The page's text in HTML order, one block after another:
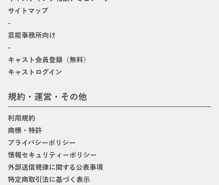
サイトマップ
-
芸能事務所向け
-
キャスト会員登録（無料）
キャストログイン
規約・運営・その他
利用規約
商標・特許
プライバシーポリシー
情報セキュリティーポリシー
外部送信規律に関する公表事項
特定商取引法に基づく表示